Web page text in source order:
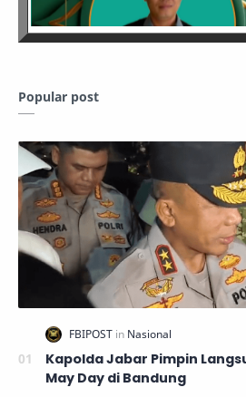
Popular post
Kapolda Jabar Pimpin
May Day di Bandung